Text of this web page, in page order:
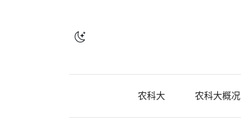
农科大 农科大概况